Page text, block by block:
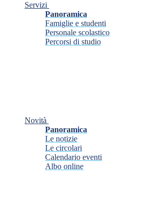
Servizi
Panoramica
Famiglie e studenti
Personale scolastico
Percorsi di studio
Novità
Panoramica
Le notizie
Le circolari
Calendario eventi
Albo online